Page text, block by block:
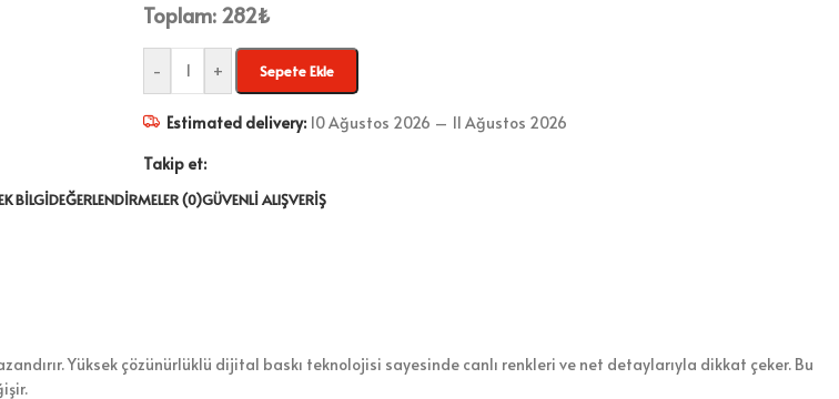
Toplam: 282₺
- + Sepete Ekle
Estimated delivery: 10 Ağustos 2026 – 11 Ağustos 2026
Takip et:
BILGIDEĞERLENDIRMELER (0)GÜVENLI ALIŞVERIŞ
Yüksek çözünürlüklü dijital baskı teknolojisi sayesinde canlı renkleri ve net detaylarıyla dikkat çeker. Bu